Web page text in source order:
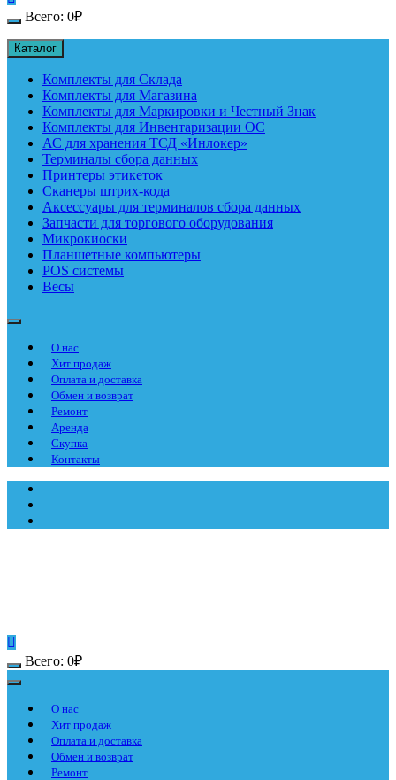
Всего: 0₽
Каталог
Комплекты для Склада
Комплекты для Магазина
Комплекты для Маркировки и Честный Знак
Комплекты для Инвентаризации ОС
АС для хранения ТСД «Инлокер»
Терминалы сбора данных
Принтеры этикеток
Сканеры штрих-кода
Аксессуары для терминалов сбора данных
Запчасти для торгового оборудования
Микрокиоски
Планшетные компьютеры
POS системы
Весы
О нас
Хит продаж
Оплата и доставка
Обмен и возврат
Ремонт
Аренда
Скупка
Контакты
Всего: 0₽
О нас
Хит продаж
Оплата и доставка
Обмен и возврат
Ремонт